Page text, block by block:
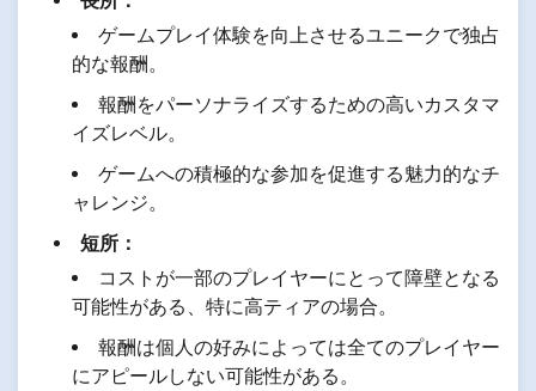
ゲームプレイ体験を向上させるユニークで独占
的な報酬。
報酬をパーソナライズするための高いカスタマ
イズレベル。
ゲームへの積極的な参加を促進する魅力的なチ
ャレンジ。
短所：
コストが一部のプレイヤーにとって障壁となる
可能性がある、特に高ティアの場合。
報酬は個人の好みによっては全てのプレイヤー
にアピールしない可能性がある。